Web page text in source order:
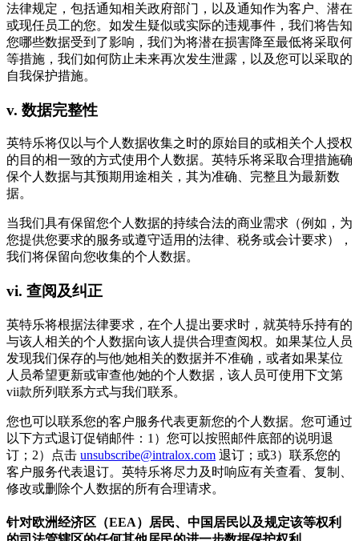
法律规定，包括通知相关政府部门，以及通知作为客户、潜在
或现任员工的您。如发生疑似或实际的违规事件，我们将告知
您哪些数据受到了影响，我们为将潜在损害降至最低将采取何
等措施，我们如何防止未来再次发生泄露，以及您可以采取的
自我保护措施。
v. 数据完整性
英特乐将仅以与个人数据收集之时的原始目的或相关个人授权
的目的相一致的方式使用个人数据。英特乐将采取合理措施确
保个人数据与其预期用途相关，其为准确、完整且为最新数
据。
当我们具有保留您个人数据的持续合法的商业需求（例如，为
您提供您要求的服务或遵守适用的法律、税务或会计要求），
我们将保留向您收集的个人数据。
vi. 查阅及纠正
英特乐将根据法律要求，在个人提出要求时，就英特乐持有的
与该人相关的个人数据向该人提供合理查阅权。如果某位人员
发现我们保存的与他/她相关的数据并不准确，或者如果某位
人员希望更新或审查他/她的个人数据，该人员可使用下文第
vii款所列联系方式与我们联系。
您也可以联系您的客户服务代表更新您的个人数据。您可通过
以下方式退订促销邮件：1）您可以按照邮件底部的说明退
订；2）点击 unsubscribe@intralox.com 退订；或3）联系您的
客户服务代表退订。英特乐将尽力及时响应有关查看、复制、
修改或删除个人数据的所有合理请求。
针对欧洲经济区（EEA）居民、中国居民以及规定该等权利